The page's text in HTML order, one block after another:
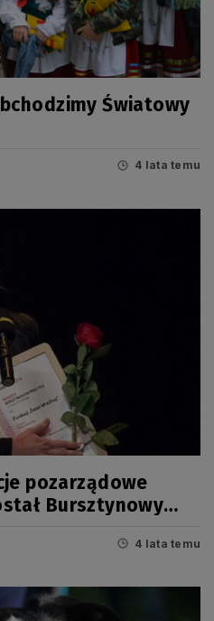
Światowy
4 lata temu
pozarządowe
Bursztynowy
4 lata temu